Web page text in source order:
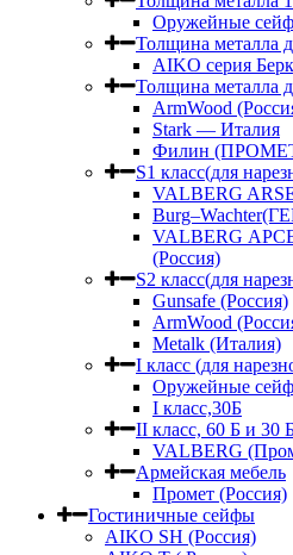
Оружейные
Толщина металла
AIKO серия
Толщина металла
ArmWood
Stark — Италия
Филин
S1 класс(для
VALBERG
VALBERG
(Россия)
S2 класс(для
Gunsafe (Россия)
ArmWood
Metalk (Италия)
I класс (для
Оружейные
I класс,30Б
II класс, 60 Б и 30
VALBERG
Армейская мебель
Промет (Россия)
Гостиничные сейфы
AIKO SH (Россия)